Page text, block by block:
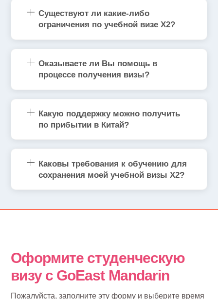
Существуют ли какие-либо
ограничения по учебной визе Х2?
Оказываете ли Вы помощь в
процессе получения визы?
Какую поддержку можно получить
по прибытии в Китай?
Каковы требования к обучению для
сохранения моей учебной визы Х2?
Оформите студенческую
визу с GoEast Mandarin
Пожалуйста, заполните эту форму и выберите время